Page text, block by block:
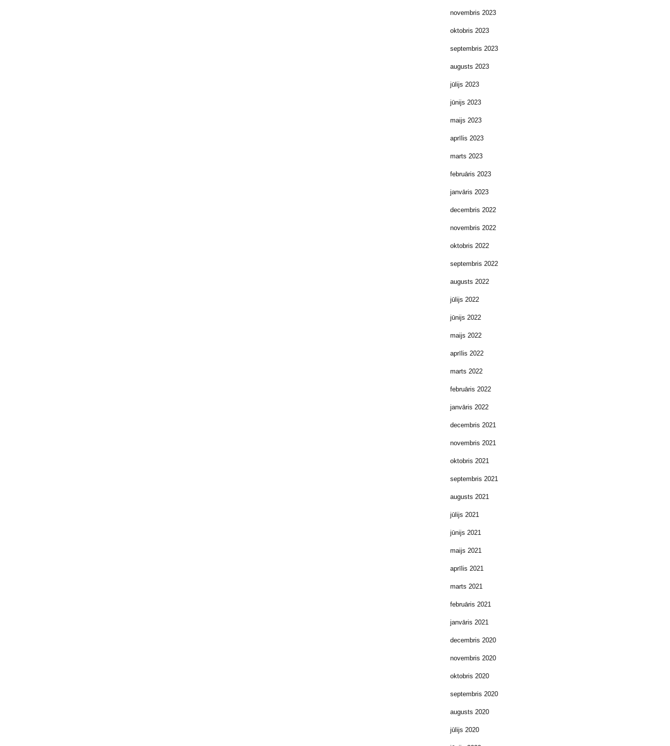
novembris 2023
oktobris 2023
septembris 2023
augusts 2023
jūlijs 2023
jūnijs 2023
maijs 2023
aprīlis 2023
marts 2023
februāris 2023
janvāris 2023
decembris 2022
novembris 2022
oktobris 2022
septembris 2022
augusts 2022
jūlijs 2022
jūnijs 2022
maijs 2022
aprīlis 2022
marts 2022
februāris 2022
janvāris 2022
decembris 2021
novembris 2021
oktobris 2021
septembris 2021
augusts 2021
jūlijs 2021
jūnijs 2021
maijs 2021
aprīlis 2021
marts 2021
februāris 2021
janvāris 2021
decembris 2020
novembris 2020
oktobris 2020
septembris 2020
augusts 2020
jūlijs 2020